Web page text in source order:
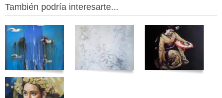
También podría interesarte...